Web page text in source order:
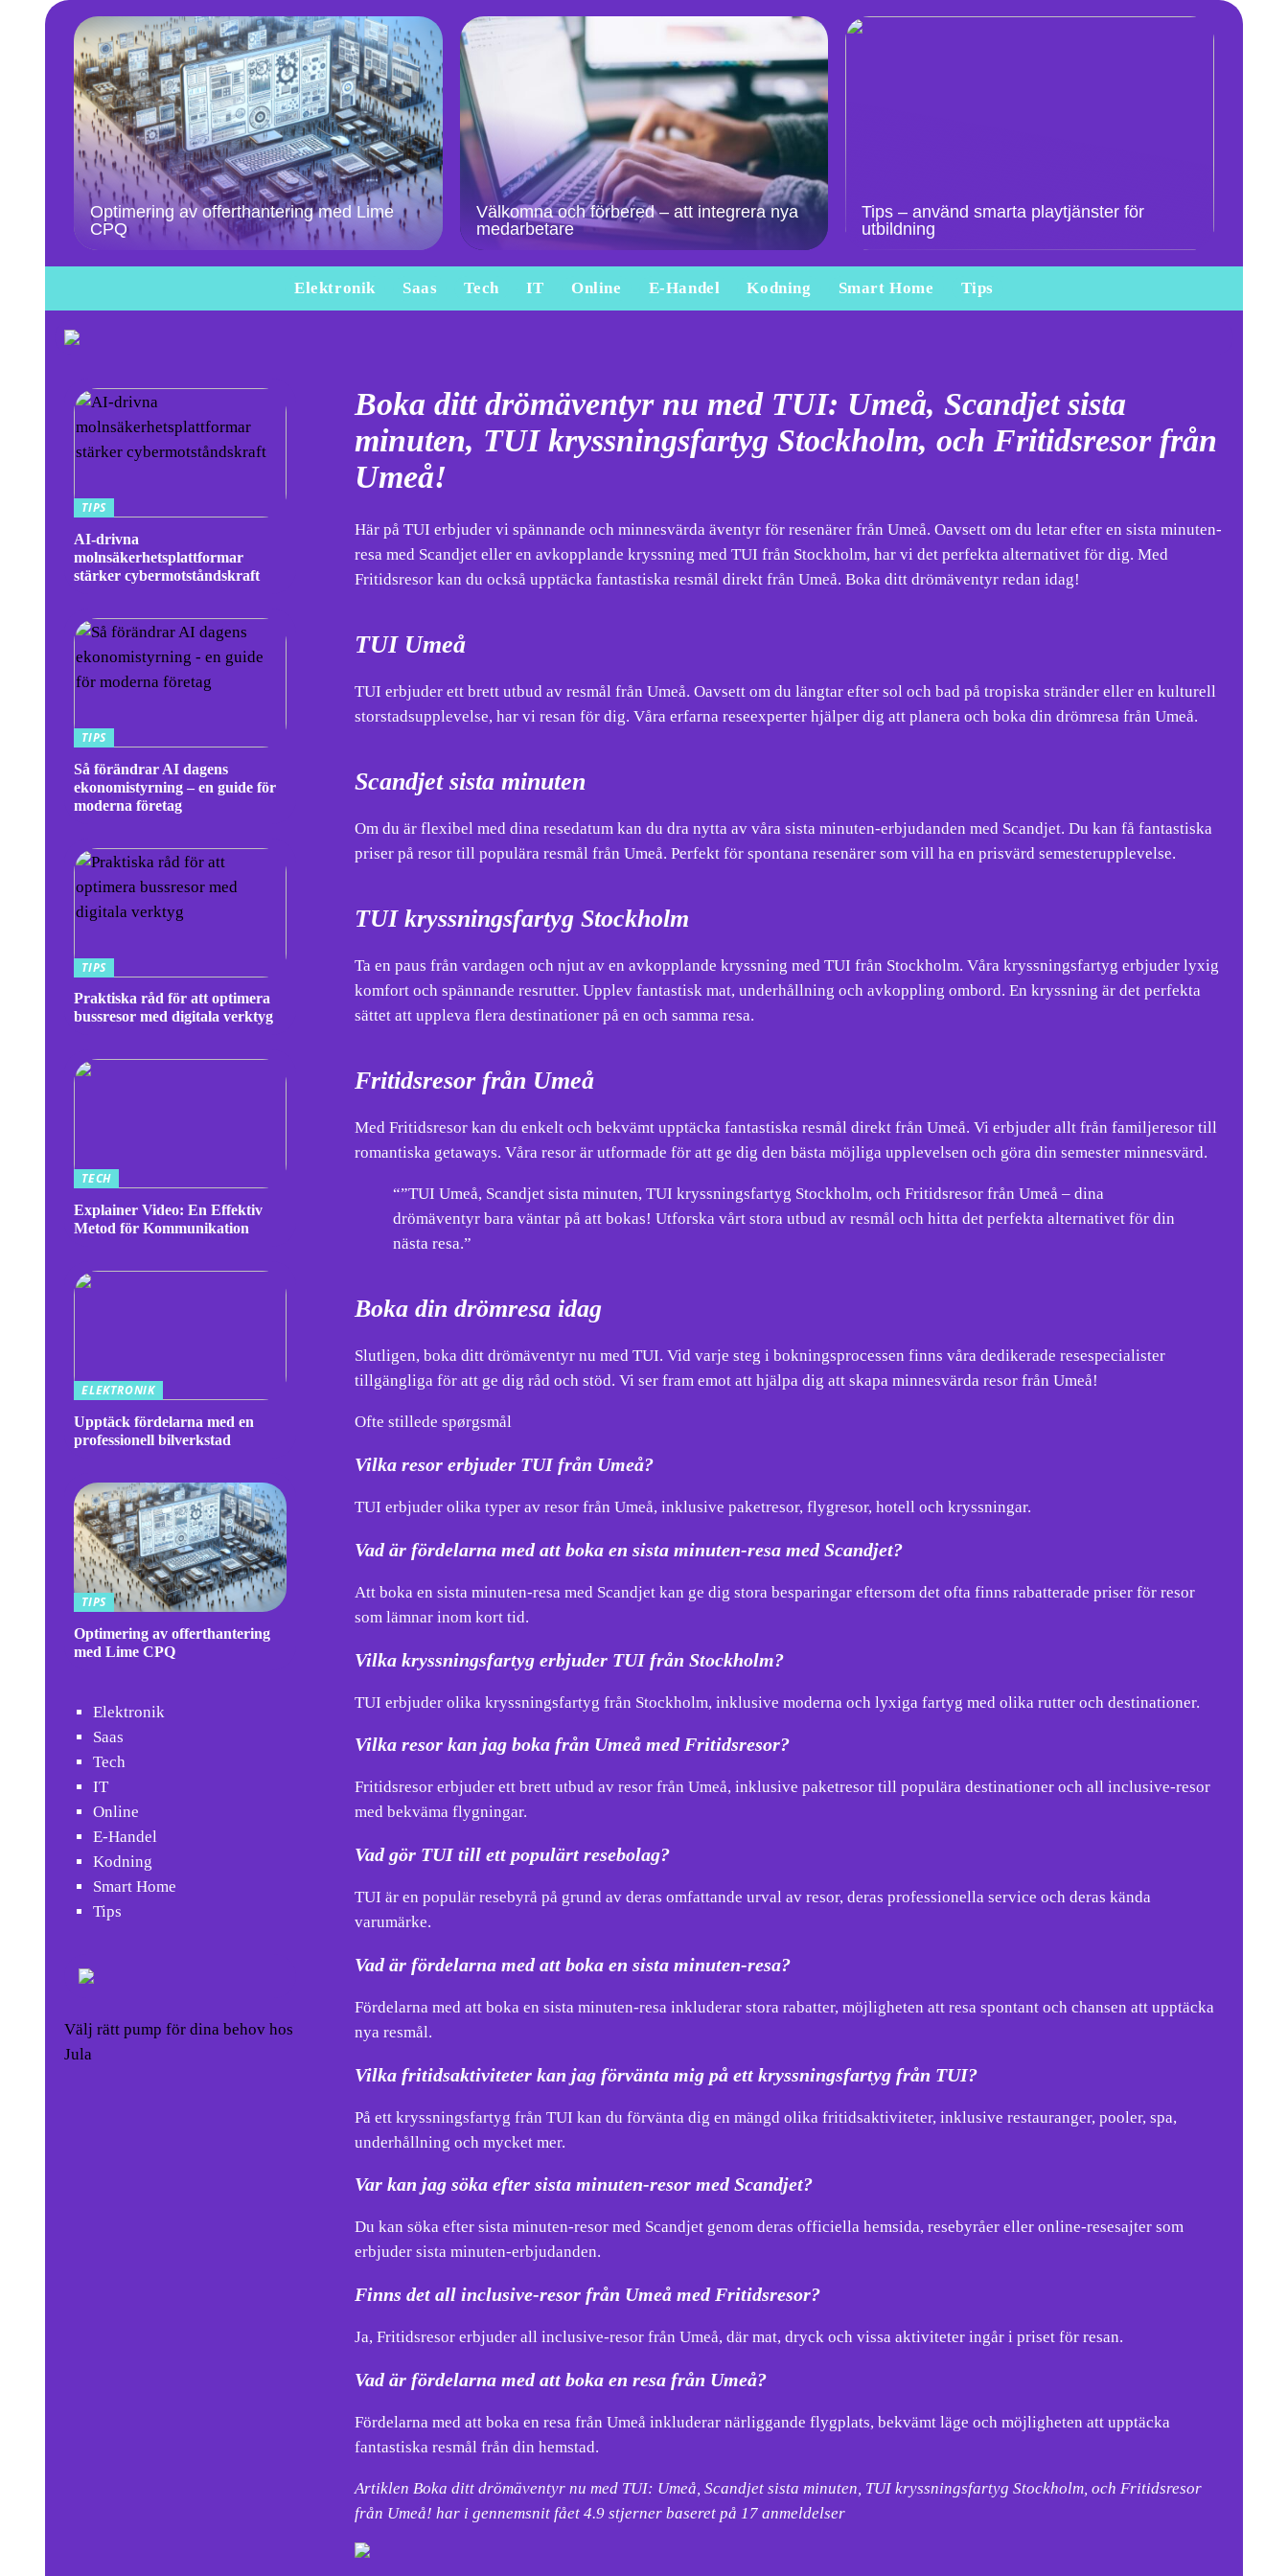
Optimering av offerthantering med Lime
CPQ
Välkomna och förbered – att integrera nya
medarbetare
Tips – använd smarta playtjänster för
utbildning
Elektronik Saas Tech IT Online E-Handel Kodning Smart Home Tips
Boka ditt drömäventyr nu med TUI: Umeå, Scandjet sista
minuten, TUI kryssningsfartyg Stockholm, och Fritidsresor från
Umeå!
Här på TUI erbjuder vi spännande och minnesvärda äventyr för resenärer från Umeå. Oavsett om du letar efter en sista minuten-
resa med Scandjet eller en avkopplande kryssning med TUI från Stockholm, har vi det perfekta alternativet för dig. Med
Fritidsresor kan du också upptäcka fantastiska resmål direkt från Umeå. Boka ditt drömäventyr redan idag!
TUI Umeå
TUI erbjuder ett brett utbud av resmål från Umeå. Oavsett om du längtar efter sol och bad på tropiska stränder eller en kulturell
storstadsupplevelse, har vi resan för dig. Våra erfarna reseexperter hjälper dig att planera och boka din drömresa från Umeå.
Scandjet sista minuten
Om du är flexibel med dina resedatum kan du dra nytta av våra sista minuten-erbjudanden med Scandjet. Du kan få fantastiska
priser på resor till populära resmål från Umeå. Perfekt för spontana resenärer som vill ha en prisvärd semesterupplevelse.
TUI kryssningsfartyg Stockholm
Ta en paus från vardagen och njut av en avkopplande kryssning med TUI från Stockholm. Våra kryssningsfartyg erbjuder lyxig
komfort och spännande resrutter. Upplev fantastisk mat, underhållning och avkoppling ombord. En kryssning är det perfekta
sättet att uppleva flera destinationer på en och samma resa.
Fritidsresor från Umeå
Med Fritidsresor kan du enkelt och bekvämt upptäcka fantastiska resmål direkt från Umeå. Vi erbjuder allt från familjeresor till
romantiska getaways. Våra resor är utformade för att ge dig den bästa möjliga upplevelsen och göra din semester minnesvärd.
“”TUI Umeå, Scandjet sista minuten, TUI kryssningsfartyg Stockholm, och Fritidsresor från Umeå – dina
drömäventyr bara väntar på att bokas! Utforska vårt stora utbud av resmål och hitta det perfekta alternativet för din
nästa resa.”
Boka din drömresa idag
Slutligen, boka ditt drömäventyr nu med TUI. Vid varje steg i bokningsprocessen finns våra dedikerade resespecialister
tillgängliga för att ge dig råd och stöd. Vi ser fram emot att hjälpa dig att skapa minnesvärda resor från Umeå!
Ofte stillede spørgsmål
Vilka resor erbjuder TUI från Umeå?
TUI erbjuder olika typer av resor från Umeå, inklusive paketresor, flygresor, hotell och kryssningar.
Vad är fördelarna med att boka en sista minuten-resa med Scandjet?
Att boka en sista minuten-resa med Scandjet kan ge dig stora besparingar eftersom det ofta finns rabatterade priser för resor
som lämnar inom kort tid.
Vilka kryssningsfartyg erbjuder TUI från Stockholm?
TUI erbjuder olika kryssningsfartyg från Stockholm, inklusive moderna och lyxiga fartyg med olika rutter och destinationer.
Vilka resor kan jag boka från Umeå med Fritidsresor?
Fritidsresor erbjuder ett brett utbud av resor från Umeå, inklusive paketresor till populära destinationer och all inclusive-resor
med bekväma flygningar.
Vad gör TUI till ett populärt resebolag?
TUI är en populär resebyrå på grund av deras omfattande urval av resor, deras professionella service och deras kända
varumärke.
Vad är fördelarna med att boka en sista minuten-resa?
Fördelarna med att boka en sista minuten-resa inkluderar stora rabatter, möjligheten att resa spontant och chansen att upptäcka
nya resmål.
Vilka fritidsaktiviteter kan jag förvänta mig på ett kryssningsfartyg från TUI?
På ett kryssningsfartyg från TUI kan du förvänta dig en mängd olika fritidsaktiviteter, inklusive restauranger, pooler, spa,
underhållning och mycket mer.
Var kan jag söka efter sista minuten-resor med Scandjet?
Du kan söka efter sista minuten-resor med Scandjet genom deras officiella hemsida, resebyråer eller online-resesajter som
erbjuder sista minuten-erbjudanden.
Finns det all inclusive-resor från Umeå med Fritidsresor?
Ja, Fritidsresor erbjuder all inclusive-resor från Umeå, där mat, dryck och vissa aktiviteter ingår i priset för resan.
Vad är fördelarna med att boka en resa från Umeå?
Fördelarna med att boka en resa från Umeå inkluderar närliggande flygplats, bekvämt läge och möjligheten att upptäcka
fantastiska resmål från din hemstad.
Artiklen Boka ditt drömäventyr nu med TUI: Umeå, Scandjet sista minuten, TUI kryssningsfartyg Stockholm, och Fritidsresor
från Umeå! har i gennemsnit fået 4.9stjerner baseret på 17anmeldelser
TIPS
AI-drivna
molnsäkerhetsplattformar
stärker cybermotståndskraft
TIPS
Så förändrar AI dagens
ekonomistyrning – en guide för
moderna företag
TIPS
Praktiska råd för att optimera
bussresor med digitala verktyg
TECH
Explainer Video: En Effektiv
Metod för Kommunikation
ELEKTRONIK
Upptäck fördelarna med en
professionell bilverkstad
TIPS
Optimering av offerthantering
med Lime CPQ
Elektronik
Saas
Tech
IT
Online
E-Handel
Kodning
Smart Home
Tips
Välj rätt pump för dina behov hos
Jula